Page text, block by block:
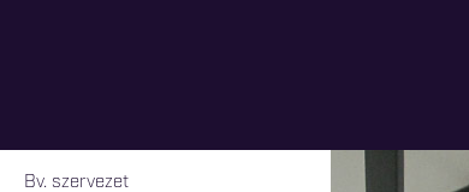
Jelenlegi hely
Bv. szervezet